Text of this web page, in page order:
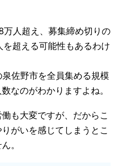
人超え、募集締め切りの
を超える可能性もあるわけ
佐野市を全員集める規模
なのがわかりますよね。
も大変ですが、だからこ
がいを感じてしまうとこ
。